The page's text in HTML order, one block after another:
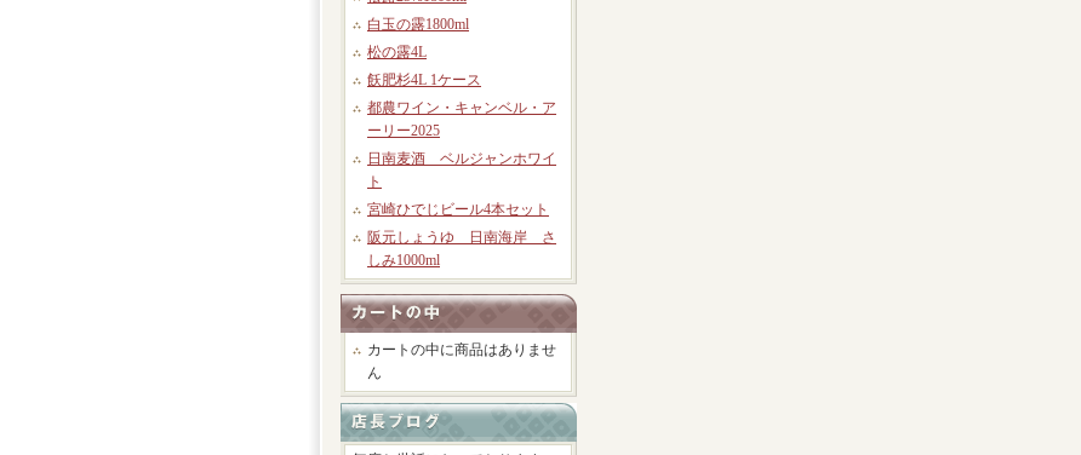
白玉の露1800ml
松の露4L
飫肥杉4L 1ケース
都農ワイン・キャンベル・ア
ーリー2025
日南麦酒 ベルジャンホワイ
ト
宮崎ひでじビール4本セット
阪元しょうゆ 日南海岸 さ
しみ1000ml
カートの中に商品はありませ
ん